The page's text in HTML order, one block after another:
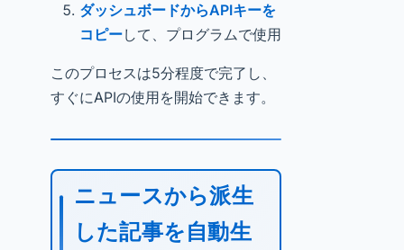
ダッシュボードからAPIキーを
コピーして、プログラムで使用
このプロセスは5分程度で完了し、
すぐにAPIの使用を開始できます。
ニュースから派生
した記事を自動生